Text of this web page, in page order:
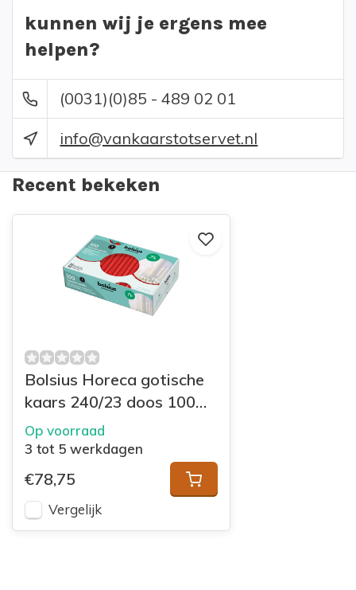
kunnen wij je ergens mee
helpen?
(0031)(0)85 - 489 02 01
info@vankaarstotservet.nl
Recent bekeken
Bolsius Horeca gotische
kaars 240/23 doos 100
Rood
Op voorraad
3 tot 5 werkdagen
€78,75
Vergelijk